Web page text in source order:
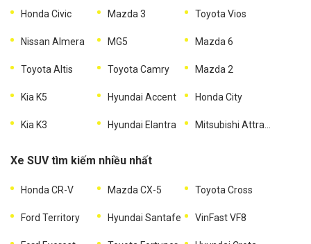
Honda Civic Mazda 3 Toyota Vios
Nissan Almera MG5 Mazda 6
Toyota Altis Toyota Camry Mazda 2
Kia K5 Hyundai Accent Honda City
Kia K3 Hyundai Elantra Mitsubishi Attrage
Xe SUV tìm kiếm nhiều nhất
Honda CR-V Mazda CX-5 Toyota Cross
Ford Territory Hyundai Santafe VinFast VF8